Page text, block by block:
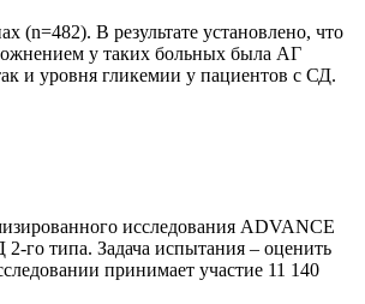
(n=482). В результате установлено, что
у таких больных была АГ
и уровня гликемии у пациентов с СД.
исследования ADVANCE
го типа. Задача испытания – оценить
принимает участие 11 140